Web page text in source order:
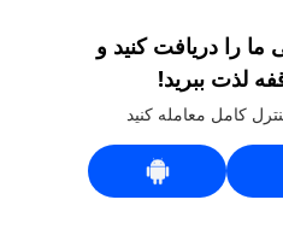
را دریافت کنید و
لذت ببرید!
کامل معامله کنید